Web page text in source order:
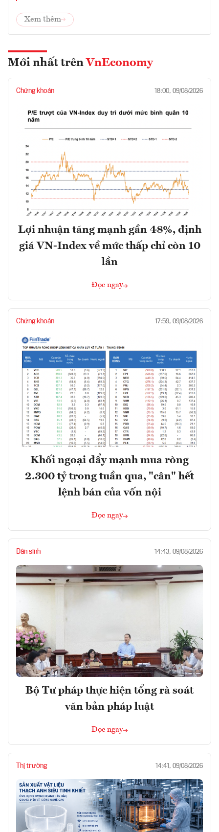
Xem thêm
Mới nhất trên VnEconomy
Chứng khoán 18:00, 09/08/2026
Lợi nhuận tăng mạnh gần 48%, định
giá VN-Index về mức thấp chỉ còn 10
lần
Đọc ngay
Chứng khoán 17:59, 09/08/2026
Khối ngoại đẩy mạnh mua ròng
2.300 tỷ trong tuần qua, "cân" hết
lệnh bán của vốn nội
Đọc ngay
Dân sinh 14:43, 09/08/2026
Bộ Tư pháp thực hiện tổng rà soát
văn bản pháp luật
Đọc ngay
Thị trường 14:41, 09/08/2026